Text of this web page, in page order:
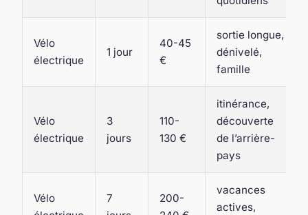
Vélo
électrique
1 jour
40-45
€
sortie longue,
dénivelé,
famille
Vélo
électrique
3
jours
110-
130 €
itinérance,
découverte
de l’arrière-
pays
Vélo
7
200-
vacances
actives,